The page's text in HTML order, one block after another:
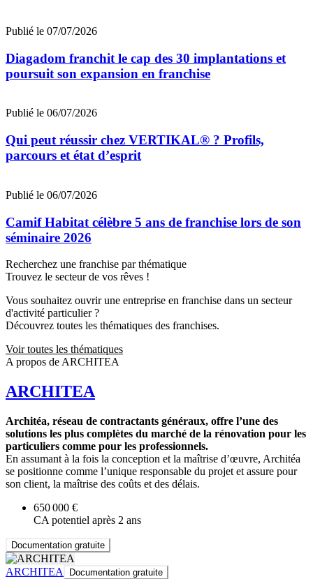
Publié le 07/07/2026
Diagadom franchit le cap des 30 implantations et
poursuit son expansion en franchise
Publié le 06/07/2026
Qui peut réussir chez VERTIKAL® ? Profils,
parcours et état d’esprit
Publié le 06/07/2026
Camif Habitat célèbre 5 ans de franchise lors de son
séminaire 2026
Recherchez une franchise par thématique
Trouvez le secteur de vos rêves !
Vous souhaitez ouvrir une entreprise en franchise dans un secteur
d'activité particulier ?
Découvrez toutes les thématiques des franchises.
Voir toutes les thématiques
A propos de ARCHITEA
ARCHITEA
Architéa, réseau de contractants généraux, offre l’une des
solutions les plus complètes du marché de la rénovation pour les
particuliers comme pour les professionnels.
En assumant à la fois la conception et la maîtrise d’œuvre, Architéa
se positionne comme l’unique responsable du projet et assure pour
son client, la maîtrise des coûts et des délais.
650 000 €
CA potentiel après 2 ans
Documentation gratuite
ARCHITEA Documentation gratuite